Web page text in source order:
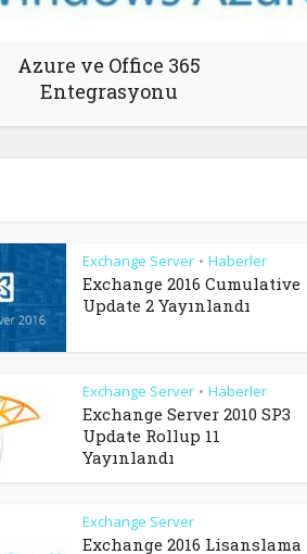
Azure ve Office 365
Entegrasyonu
Exchange Server • Haberler
Exchange 2016 Cumulative
Update 2 Yayınlandı
Exchange Server • Haberler
Exchange Server 2010 SP3
Update Rollup 11
Yayınlandı
Exchange Server
Exchange 2016 Lisanslama